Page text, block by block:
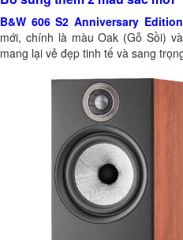
B&W 606 S2 Anniversary Edition
mới, chính là màu Oak (Gỗ Sồi)
mang lại vẻ đẹp tinh tế và sang